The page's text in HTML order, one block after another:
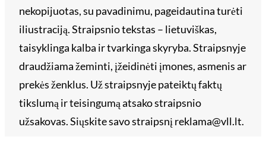
nekopijuotas, su pavadinimu, pageidautina turėti
iliustraciją. Straipsnio tekstas – lietuviškas,
taisyklinga kalba ir tvarkinga skyryba. Straipsnyje
draudžiama žeminti, įžeidinėti įmones, asmenis ar
prekės ženklus. Už straipsnyje pateiktų faktų
tikslumą ir teisingumą atsako straipsnio
užsakovas. Siųskite savo straipsnį reklama@vll.lt.